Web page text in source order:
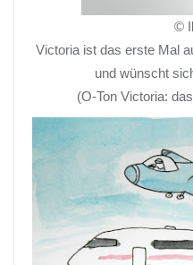
©
Victoria ist das erste Mal
und wünscht
(O-Ton Victoria: